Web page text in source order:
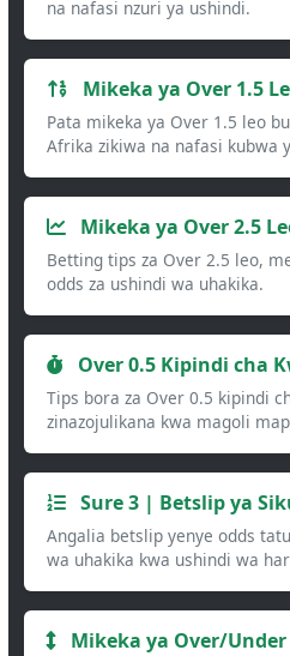
na nafasi nzuri ya ushindi.
Mikeka ya Over 1.5
Pata mikeka ya Over 1.5 leo
Afrika zikiwa na nafasi kubwa
Mikeka ya Over 2.5
Betting tips za Over 2.5 leo,
odds za ushindi wa uhakika.
Over 0.5 Kipindi cha
Tips bora za Over 0.5 kipindi
zinazojulikana kwa magoli
Sure 3 | Betslip ya
Angalia betslip yenye odds
wa uhakika kwa ushindi wa
Mikeka ya Over/Under